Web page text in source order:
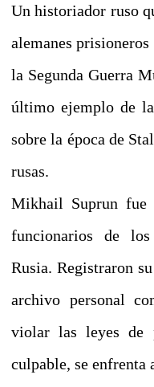
Un historiador ruso
alemanes
la Segunda Guerra
último ejemplo de
sobre la época de
rusas.
Mikhail Suprun fue
funcionarios de
Rusia. Registraron
archivo personal
violar las leyes de
culpable, se enfrenta